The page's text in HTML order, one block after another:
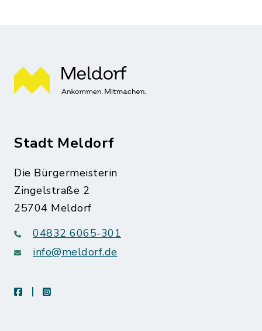
Stadt Meldorf
Die Bürgermeisterin
Zingelstraße 2
25704 Meldorf
04832 6065-301
info@meldorf.de
facebookinstagram